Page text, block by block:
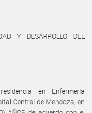
Y DESARROLLO DEL
en Enfermería
Central de Mendoza, en